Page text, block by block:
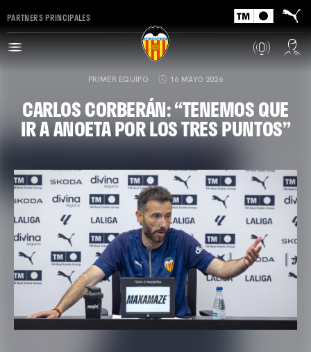
PARTNERS PRINCIPALES
PRIMER EQUIPO 16 MAYO 2026
CARLOS CORBERÁN: “TENEMOS QUE
IR A ANOETA POR LOS TRES PUNTOS”